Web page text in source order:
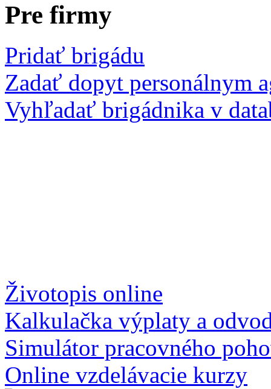
Pre firmy
Pridať brigádu
Zadať dopyt personálnym
Vyhľadať brigádnika v
Životopis online
Kalkulačka výplaty a
Simulátor pracovného
Online vzdelávacie kurzy